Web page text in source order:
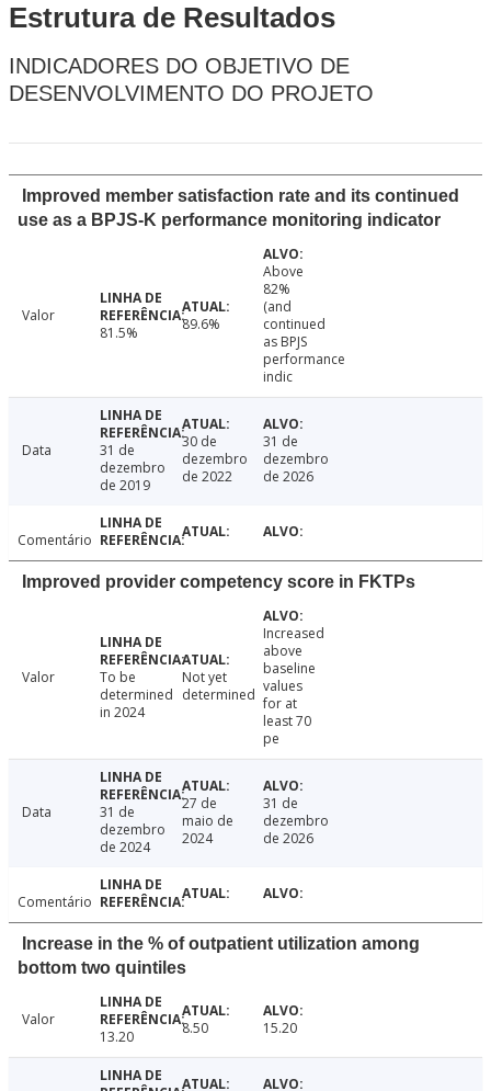
Estrutura de Resultados
INDICADORES DO OBJETIVO DE
DESENVOLVIMENTO DO PROJETO
Improved member satisfaction rate and its continued
use as a BPJS-K performance monitoring indicator
Valor
81.5%
89.6%
Above
82%
(and
continued
as BPJS
performance
indic
Data
31 de
dezembro
de 2019
30 de
dezembro
de 2022
31 de
dezembro
de 2026
Comentário
Improved provider competency score in FKTPs
Valor
To be
determined
in 2024
Not yet
determined
Increased
above
baseline
values
for at
least 70
pe
Data
31 de
dezembro
de 2024
27 de
maio de
2024
31 de
dezembro
de 2026
Comentário
Increase in the % of outpatient utilization among
bottom two quintiles
Valor
13.20
8.50 15.20